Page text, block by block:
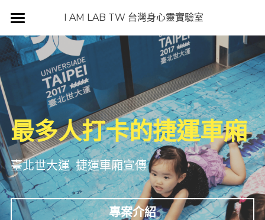
I AM LAB TW 台灣身心靈實驗室
Home
DESIGN HUB
設計師
設計作品
視覺設計
包裝設計
插畫
PODCAST
台灣身心靈實驗室
BLOG
搜索
iamlabtw@gmail.com
最多人打卡的捷運車廂
臺北世大運  捷運車廂宣傳
專案介紹
部落格分類
插畫
品牌形象
作品集
包裝設計
識別系統
聖像繪製